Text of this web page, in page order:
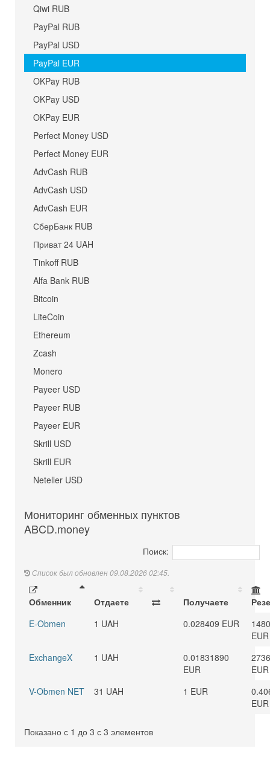
Qiwi RUB
PayPal RUB
PayPal USD
PayPal EUR
OKPay RUB
OKPay USD
OKPay EUR
Perfect Money USD
Perfect Money EUR
AdvCash RUB
AdvCash USD
AdvCash EUR
СберБанк RUB
Приват 24 UAH
Tinkoff RUB
Alfa Bank RUB
Bitcoin
LiteCoin
Ethereum
Zcash
Monero
Payeer USD
Payeer RUB
Payeer EUR
Skrill USD
Skrill EUR
Neteller USD
Мониторинг обменных пунктов
ABCD.money
Поиск:
Список был обновлен 09.08.2026 02:45.
Обменник Отдаете Получаете
E-Obmen
1 UAH 0.028409 EUR
EUR
ExchangeX
1 UAH
0.01831890
EUR
EUR
V-Obmen NET
31 UAH 1 EUR
EUR
Показано с 1 до 3 с 3 элементов